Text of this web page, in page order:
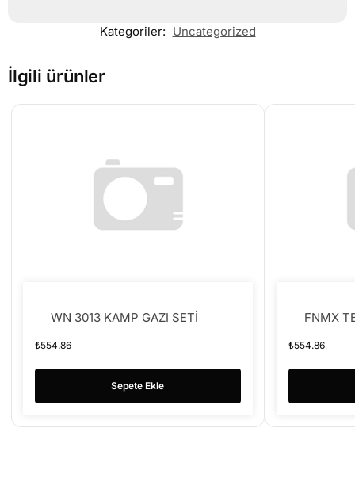
Kategoriler: Uncategorized
İlgili ürünler
WN 3013 KAMP GAZI SETİ
₺554.86
Sepete Ekle
FNMX
₺554.86